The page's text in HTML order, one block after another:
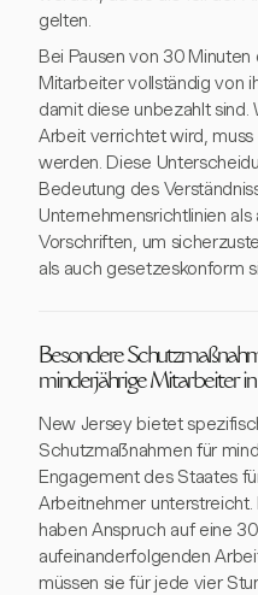
gelten.
Bei Pausen von 30
Mitarbeiter vollständig von
damit diese unbezahlt
Arbeit verrichtet wird,
werden. Diese
Bedeutung des
Unternehmensrichtlinien
Vorschriften, um
als auch gesetzeskonform
Besondere
minderjährige Mitarbeiter in
New Jersey bietet
Schutzmaßnahmen für
Engagement des Staates
Arbeitnehmer
haben Anspruch auf eine
aufeinanderfolgenden
müssen sie für jede vier